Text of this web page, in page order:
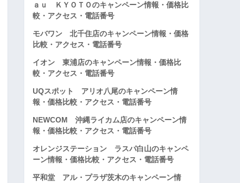
ａｕ ＫＹＯＴＯのキャンペーン情報・価格比
較・アクセス・電話番号
モバワン 北千住店のキャンペーン情報・価格
比較・アクセス・電話番号
イオン 東浦店のキャンペーン情報・価格比
較・アクセス・電話番号
UQスポット アリオ八尾のキャンペーン情
報・価格比較・アクセス・電話番号
NEWCOM 沖縄ライカム店のキャンペーン情
報・価格比較・アクセス・電話番号
オレンジステーション ラスパ白山のキャンペ
ーン情報・価格比較・アクセス・電話番号
平和堂 アル・プラザ茨木のキャンペーン情